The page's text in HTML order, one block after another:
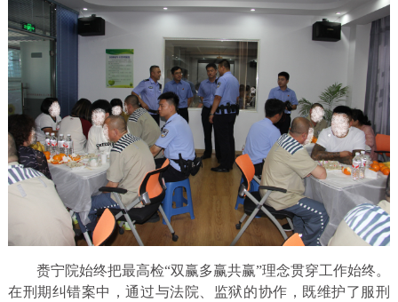
赉宁院始终把最高检“双赢多赢共赢”理念贯穿工作始终。
在刑期纠错案中，通过与法院、监狱的协作，既维护了服刑